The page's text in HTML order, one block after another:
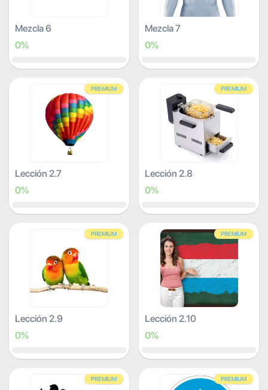
Mezcla 6
0%
Mezcla 7
0%
PREMIUM
Lección 2.7
0%
PREMIUM
Lección 2.8
0%
PREMIUM
Lección 2.9
0%
PREMIUM
Lección 2.10
0%
PREMIUM PREMIUM